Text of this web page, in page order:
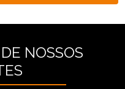
NOSSOS